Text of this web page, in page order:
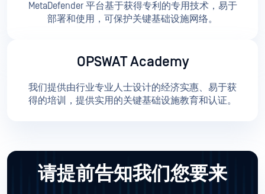
MetaDefender 平台基于获得专利的专用技术，易于
部署和使用，可保护关键基础设施网络。
OPSWAT Academy
我们提供由行业专业人士设计的经济实惠、易于获
得的培训，提供实用的关键基础设施教育和认证。
请提前告知我们您要来